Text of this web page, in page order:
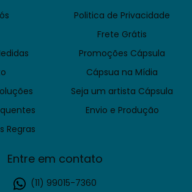
Regras
Politica de Privacidade
Frete Grátis
Promoções Cápsula
Cápsua na Mídia
Seja um artista Cápsula
Envio e Produção
Entre em contato
(11) 99015-7360